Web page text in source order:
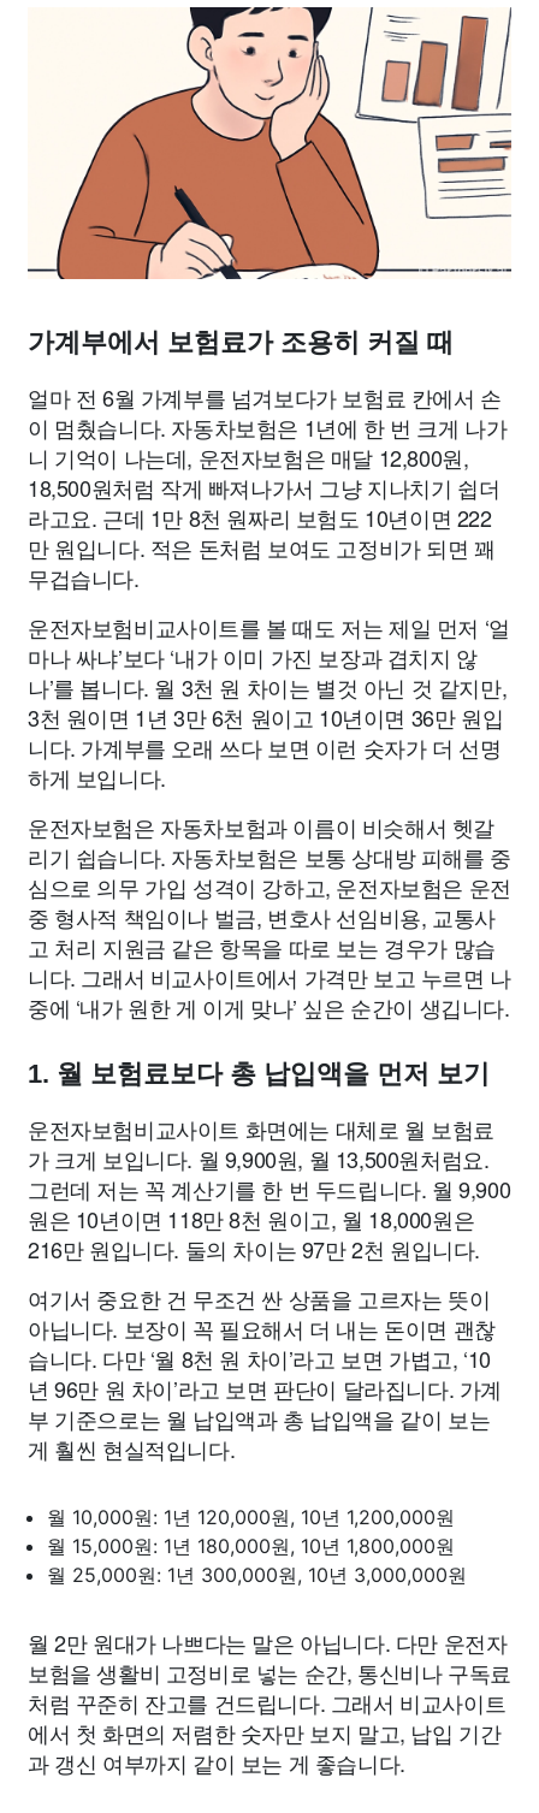
가계부에서 보험료가 조용히 커질 때
얼마 전 6월 가계부를 넘겨보다가 보험료 칸에서 손
이 멈췄습니다. 자동차보험은 1년에 한 번 크게 나가
니 기억이 나는데, 운전자보험은 매달 12,800원,
18,500원처럼 작게 빠져나가서 그냥 지나치기 쉽더
라고요. 근데 1만 8천 원짜리 보험도 10년이면 222
만 원입니다. 적은 돈처럼 보여도 고정비가 되면 꽤
무겁습니다.
운전자보험비교사이트를 볼 때도 저는 제일 먼저 ‘얼
마나 싸냐’보다 ‘내가 이미 가진 보장과 겹치지 않
나’를 봅니다. 월 3천 원 차이는 별것 아닌 것 같지만,
3천 원이면 1년 3만 6천 원이고 10년이면 36만 원입
니다. 가계부를 오래 쓰다 보면 이런 숫자가 더 선명
하게 보입니다.
운전자보험은 자동차보험과 이름이 비슷해서 헷갈
리기 쉽습니다. 자동차보험은 보통 상대방 피해를 중
심으로 의무 가입 성격이 강하고, 운전자보험은 운전
중 형사적 책임이나 벌금, 변호사 선임비용, 교통사
고 처리 지원금 같은 항목을 따로 보는 경우가 많습
니다. 그래서 비교사이트에서 가격만 보고 누르면 나
중에 ‘내가 원한 게 이게 맞나’ 싶은 순간이 생깁니다.
1. 월 보험료보다 총 납입액을 먼저 보기
운전자보험비교사이트 화면에는 대체로 월 보험료
가 크게 보입니다. 월 9,900원, 월 13,500원처럼요.
그런데 저는 꼭 계산기를 한 번 두드립니다. 월 9,900
원은 10년이면 118만 8천 원이고, 월 18,000원은
216만 원입니다. 둘의 차이는 97만 2천 원입니다.
여기서 중요한 건 무조건 싼 상품을 고르자는 뜻이
아닙니다. 보장이 꼭 필요해서 더 내는 돈이면 괜찮
습니다. 다만 ‘월 8천 원 차이’라고 보면 가볍고, ‘10
년 96만 원 차이’라고 보면 판단이 달라집니다. 가계
부 기준으로는 월 납입액과 총 납입액을 같이 보는
게 훨씬 현실적입니다.
월 10,000원: 1년 120,000원, 10년 1,200,000원
월 15,000원: 1년 180,000원, 10년 1,800,000원
월 25,000원: 1년 300,000원, 10년 3,000,000원
월 2만 원대가 나쁘다는 말은 아닙니다. 다만 운전자
보험을 생활비 고정비로 넣는 순간, 통신비나 구독료
처럼 꾸준히 잔고를 건드립니다. 그래서 비교사이트
에서 첫 화면의 저렴한 숫자만 보지 말고, 납입 기간
과 갱신 여부까지 같이 보는 게 좋습니다.